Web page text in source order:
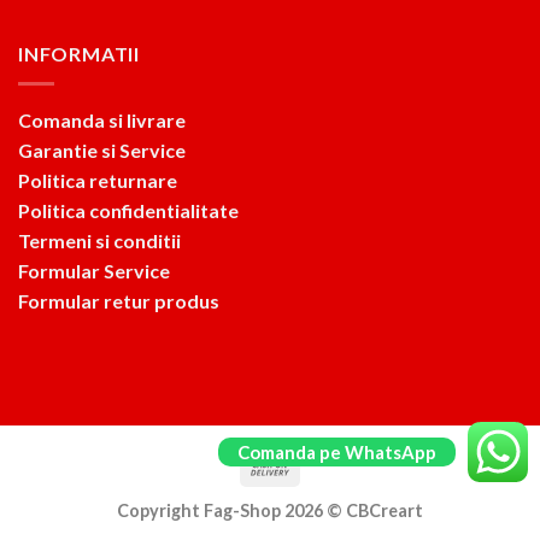
INFORMATII
Comanda si livrare
Garantie si Service
Politica returnare
Politica confidentialitate
Termeni si conditii
Formular Service
Formular retur produs
Copyright Fag-Shop 2026 © CBCreart
Comanda pe WhatsApp